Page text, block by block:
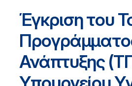
Έγκριση του
Ανάπτυξης